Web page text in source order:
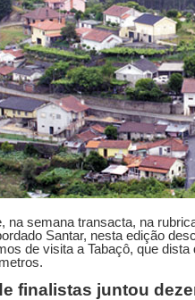
na semana transacta, na
Santar, nesta edição
de visita a Tabaçô, que
finalistas juntou